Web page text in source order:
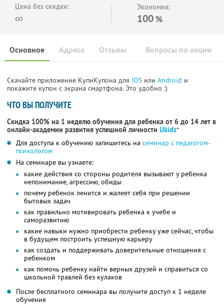
Цена без скидки:
∞
Экономия:
100 %
Основное Отзывы Вопросы по акции
Адреса
Скачайте приложение КупиКупона для IOS или Android и
покажите купон с экрана смартфона. Это удобно :)
ЧТО ВЫ ПОЛУЧИТЕ
Скидка 100% на 1 неделю обучения для ребенка от 6 до 14 лет в
онлайн-академии развития успешной личности Ukids*
Для доступа к обучению запишитесь на семинар с педагогом-
психологом
На семинаре вы узнаете:
какие действия со стороны родителя вызывают у ребенка
непонимание, агрессию, обиды
почему ребенок ленится и жалеет себя при решении
бытовых задач
как правильно мотивировать ребенка к учебе и
саморазвитию
какие навыки нужно приобрести ребенку уже сейчас, чтобы
в будущем построить успешную карьеру
как создать и поддерживать доверительные отношения с
ребенком
как помочь ребенку найти верных друзей и справиться со
школьной травлей без кулаков
После бесплатного семинара вы получите доступ к 1 неделе
обучения